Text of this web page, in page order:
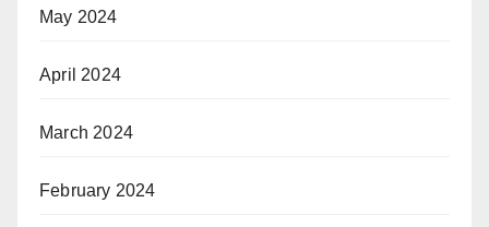
May 2024
April 2024
March 2024
February 2024